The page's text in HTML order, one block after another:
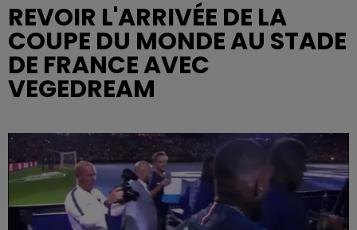
REVOIR L'ARRIVÉE DE LA
COUPE DU MONDE AU STADE
DE FRANCE AVEC
VEGEDREAM